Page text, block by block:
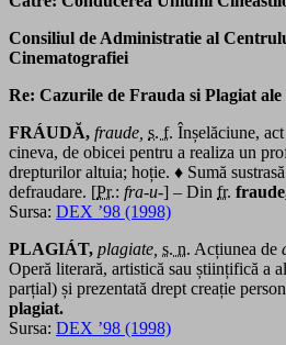
Consiliul de Administratie al
Cinematografiei
Re: Cazurile de Frauda si Plagiat
FRÁUDĂ, fraude, s. f. Înșelăciune,
cineva, de obicei pentru a realiza un
drepturilor altuia; hoție. ♦ Sumă
defraudare. [Pr.: fra-u-] – Din fr.
Sursa: DEX ’98 (1998)
PLAGIÁT, plagiate, s. n. Acțiunea de
Operă literară, artistică sau științifică a
parțial) și prezentată drept creație
plagiat.
Sursa: DEX ’98 (1998)